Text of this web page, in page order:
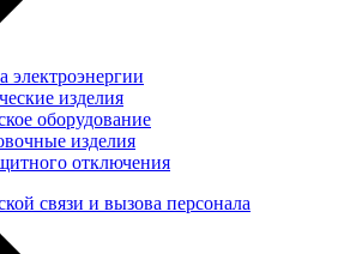
электроэнергии
изделия
оборудование
изделия
отключения
связи и вызова персонала